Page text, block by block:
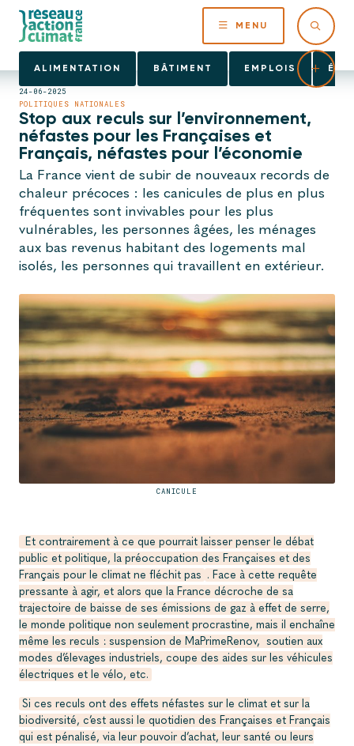
MENU
ALIMENTATION BÂTIMENT EMPLOIS
24-06-2025
POLITIQUES NATIONALES
Stop aux reculs sur l’environnement,
néfastes pour les Françaises et
Français, néfastes pour l’économie
La France vient de subir de nouveaux records de
chaleur précoces : les canicules de plus en plus
fréquentes sont invivables pour les plus
vulnérables, les personnes âgées, les ménages
aux bas revenus habitant des logements mal
isolés, les personnes qui travaillent en extérieur.
CANICULE
Et contrairement à ce que pourrait laisser penser le débat
public et politique, la préoccupation des Françaises et des
Français pour le climat ne fléchit pas . Face à cette requête
pressante à agir, et alors que la France décroche de sa
trajectoire de baisse de ses émissions de gaz à effet de serre,
le monde politique non seulement procrastine, mais il enchaîne
même les reculs : suspension de MaPrimeRenov, soutien aux
modes d’élevages industriels, coupe des aides sur les véhicules
électriques et le vélo, etc.
Si ces reculs ont des effets néfastes sur le climat et sur la
biodiversité, c’est aussi le quotidien des Françaises et Français
qui est pénalisé, via leur pouvoir d’achat, leur santé ou leurs